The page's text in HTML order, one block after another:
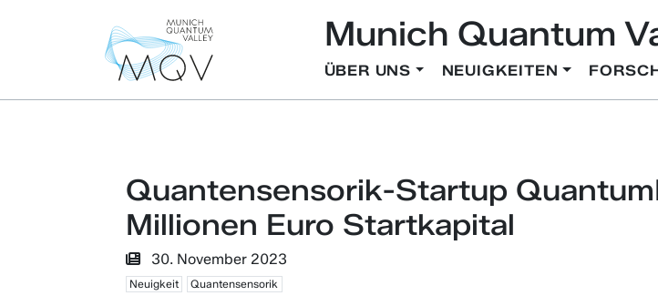
Munich Quantum
ÜBER UNS NEUIGKEITEN
Quantensensorik-Startup
Millionen Euro Startkapital
30. November 2023
Neuigkeit Quantensensorik